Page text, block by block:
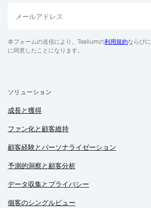
本フォームの送信により、Tealiumの利用規約ならびに
に同意したことになります。
ソリューション
成長と獲得
ファン化と顧客維持
顧客経験とパーソナライゼーション
予測的洞察と顧客分析
データ収集とプライバシー
個客のシングルビュー